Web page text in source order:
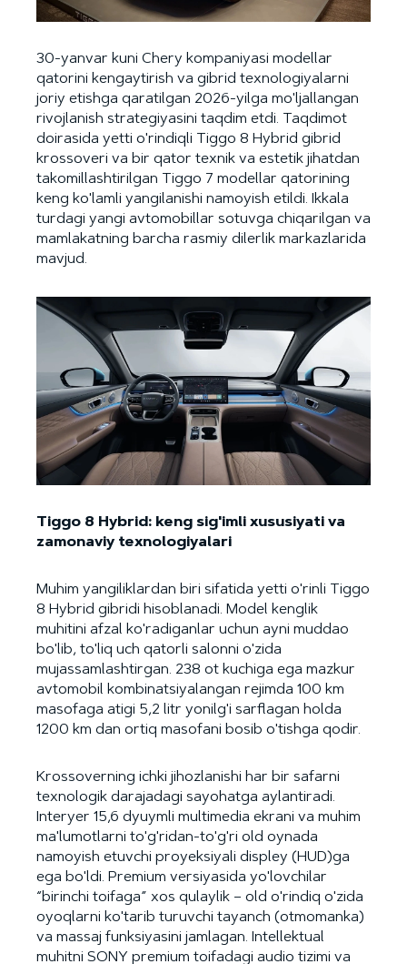
30-yanvar kuni Chery kompaniyasi modellar
qatorini kengaytirish va gibrid texnologiyalarni
joriy etishga qaratilgan 2026-yilga mo'ljallangan
rivojlanish strategiyasini taqdim etdi. Taqdimot
doirasida yetti o'rindiqli Tiggo 8 Hybrid gibrid
krossoveri va bir qator texnik va estetik jihatdan
takomillashtirilgan Tiggo 7 modellar qatorining
keng ko'lamli yangilanishi namoyish etildi. Ikkala
turdagi yangi avtomobillar sotuvga chiqarilgan va
mamlakatning barcha rasmiy dilerlik markazlarida
mavjud.
Tiggo 8 Hybrid: keng sig'imli xususiyati va
zamonaviy texnologiyalari
Muhim yangiliklardan biri sifatida yetti o'rinli Tiggo
8 Hybrid gibridi hisoblanadi. Model kenglik
muhitini afzal ko'radiganlar uchun ayni muddao
bo'lib, to'liq uch qatorli salonni o'zida
mujassamlashtirgan. 238 ot kuchiga ega mazkur
avtomobil kombinatsiyalangan rejimda 100 km
masofaga atigi 5,2 litr yonilg'i sarflagan holda
1200 km dan ortiq masofani bosib o'tishga qodir.
Krossoverning ichki jihozlanishi har bir safarni
texnologik darajadagi sayohatga aylantiradi.
Interyer 15,6 dyuymli multimedia ekrani va muhim
ma'lumotlarni to'g'ridan-to'g'ri old oynada
namoyish etuvchi proyeksiyali displey (HUD)ga
ega bo'ldi. Premium versiyasida yo'lovchilar
“birinchi toifaga” xos qulaylik – old o'rindiq o'zida
oyoqlarni ko'tarib turuvchi tayanch (otmomanka)
va massaj funksiyasini jamlagan. Intellektual
muhitni SONY premium toifadagi audio tizimi va